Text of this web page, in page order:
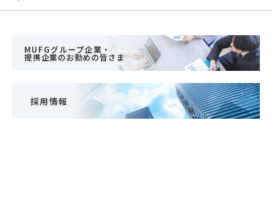
MUFGグループ企業・
提携企業のお勤めの皆さま
採用情報